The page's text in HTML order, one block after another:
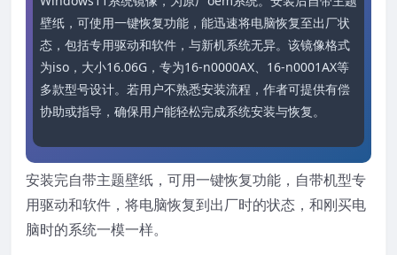
壁纸，可使用一键恢复功能，能迅速将电脑恢复至出厂状
态，包括专用驱动和软件，与新机系统无异。该镜像格式
为iso，大小16.06G，专为16-n0000AX、16-n0001AX等
多款型号设计。若用户不熟悉安装流程，作者可提供有偿
协助或指导，确保用户能轻松完成系统安装与恢复。
安装完自带主题壁纸，可用一键恢复功能，自带机型专
用驱动和软件，将电脑恢复到出厂时的状态，和刚买电
脑时的系统一模一样。